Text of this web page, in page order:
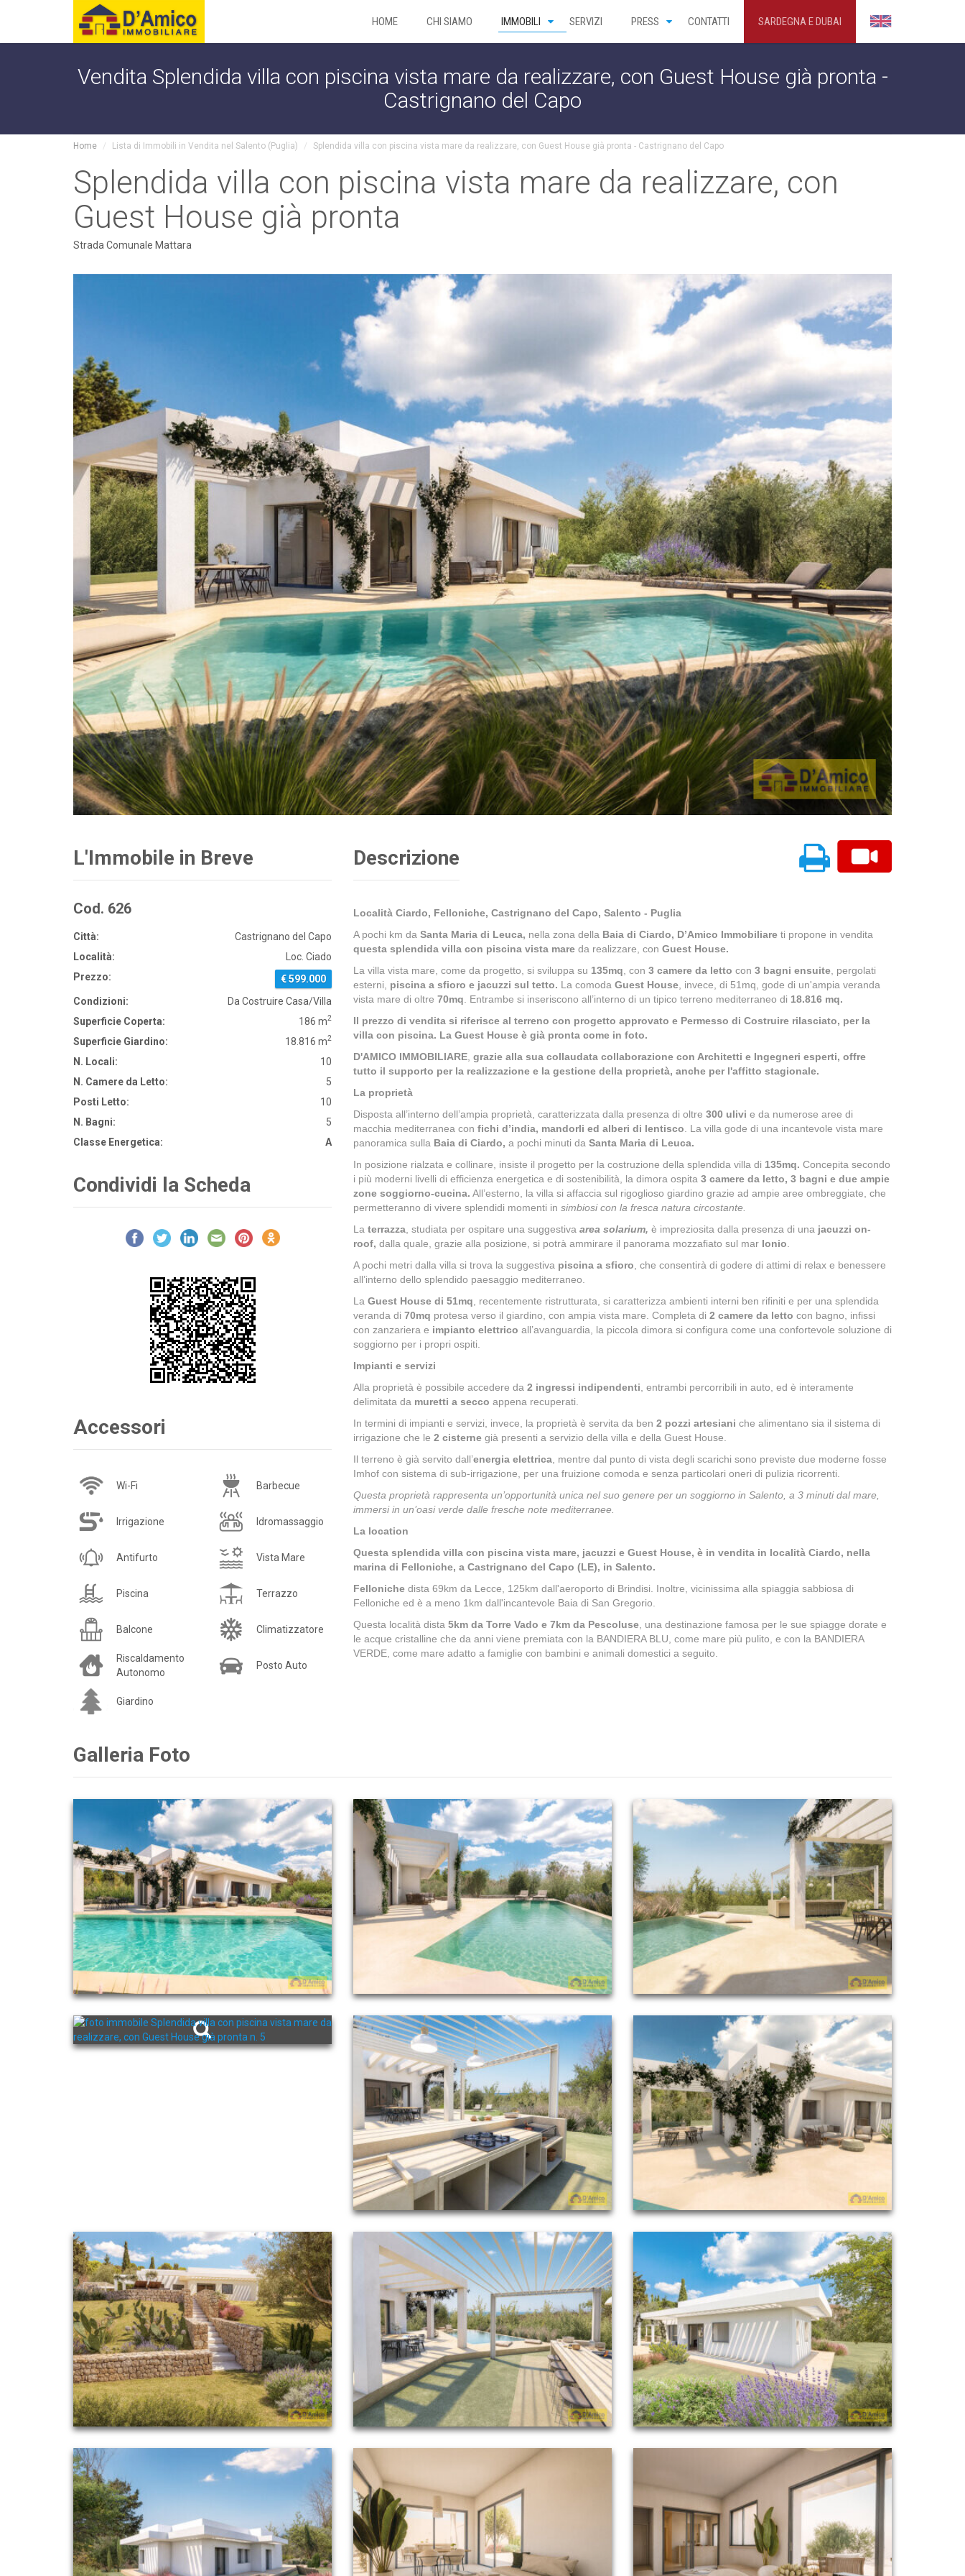
HOME CHI SIAMO IMMOBILI SERVIZI PRESS CONTATTI SARDEGNA E DUBAI
Vendita Splendida villa con piscina vista mare da realizzare, con Guest House già pronta -
Castrignano del Capo
Home Lista di Immobili in Vendita nel Salento (Puglia) Splendida villa con piscina vista mare da realizzare, con Guest House già pronta - Castrignano del Capo
Splendida villa con piscina vista mare da realizzare, con
Guest House già pronta
Strada Comunale Mattara
L'Immobile in Breve
Cod. 626
Città:
Castrignano del Capo
Località:
Loc. Ciado
Prezzo:
€ 599.000
Condizioni:
Da Costruire Casa/Villa
Superficie Coperta:
186 m2
Superficie Giardino: 18.816 m2
N. Locali:
10
N. Camere da Letto:
5
Posti Letto:
10
N. Bagni:
5
Classe Energetica:
A
Condividi la Scheda
Accessori
Wi-Fi Barbecue
Irrigazione Idromassaggio
Antifurto Vista Mare
Piscina Terrazzo
Balcone Climatizzatore
Riscaldamento
Autonomo
Posto Auto
Giardino
Descrizione
Località Ciardo, Felloniche, Castrignano del Capo, Salento - Puglia
A pochi km da Santa Maria di Leuca, nella zona della Baia di Ciardo, D’Amico Immobiliare ti propone in vendita
questa splendida villa con piscina vista mare da realizzare, con Guest House.
La villa vista mare, come da progetto, si sviluppa su 135mq , con 3 camere da letto con 3 bagni ensuite , pergolati
esterni, piscina a sfioro e jacuzzi sul tetto. La comoda Guest House , invece, di 51mq, gode di un'ampia veranda
vista mare di oltre 70mq . Entrambe si inseriscono all’interno di un tipico terreno mediterraneo di 18.816 mq.
Il prezzo di vendita si riferisce al terreno con progetto approvato e Permesso di Costruire rilasciato, per la
villa con piscina. La Guest House è già pronta come in foto.
D'AMICO IMMOBILIARE grazie alla sua collaudata collaborazione con Architetti e Ingegneri esperti, offre
tutto il supporto per la realizzazione e la gestione della proprietà, anche per l'affitto stagionale.
La proprietà
Disposta all’interno dell’ampia proprietà, caratterizzata dalla presenza di oltre 300 ulivi e da numerose aree di
macchia mediterranea con fichi d’india, mandorli ed alberi di lentisco . La villa gode di una incantevole vista mare
panoramica sulla Baia di Ciardo, a pochi minuti da Santa Maria di Leuca.
In posizione rialzata e collinare, insiste il progetto per la costruzione della splendida villa di 135mq. Concepita secondo
i più moderni livelli di efficienza energetica e di sostenibilità, la dimora ospita 3 camere da letto, 3 bagni e due ampie
zone soggiorno-cucina. All’esterno, la villa si affaccia sul rigoglioso giardino grazie ad ampie aree ombreggiate, che
permetteranno di vivere splendidi momenti in simbiosi con la fresca natura circostante.
La terrazza , studiata per ospitare una suggestiva area solarium, è impreziosita dalla presenza di una jacuzzi on-
roof, dalla quale, grazie alla posizione, si potrà ammirare il panorama mozzafiato sul mar Ionio
A pochi metri dalla villa si trova la suggestiva piscina a sfioro , che consentirà di godere di attimi di relax e benessere
all’interno dello splendido paesaggio mediterraneo.
La Guest House di 51mq , recentemente ristrutturata, si caratterizza ambienti interni ben rifiniti e per una splendida
veranda di 70mq protesa verso il giardino, con ampia vista mare. Completa di 2 camere da letto con bagno, infissi
con zanzariera e impianto elettrico all’avanguardia, la piccola dimora si configura come una confortevole soluzione di
soggiorno per i propri ospiti.
Impianti e servizi
Alla proprietà è possibile accedere da 2 ingressi indipendenti , entrambi percorribili in auto, ed è interamente
delimitata da muretti a secco appena recuperati.
In termini di impianti e servizi, invece, la proprietà è servita da ben 2 pozzi artesiani che alimentano sia il sistema di
irrigazione che le 2 cisterne già presenti a servizio della villa e della Guest House.
Il terreno è già servito dall’energia elettrica , mentre dal punto di vista degli scarichi sono previste due moderne fosse
Imhof con sistema di sub-irrigazione, per una fruizione comoda e senza particolari oneri di pulizia ricorrenti.
Questa proprietà rappresenta un’opportunità unica nel suo genere per un soggiorno in Salento, a 3 minuti dal mare,
immersi in un’oasi verde dalle fresche note mediterranee.
La location
Questa splendida villa con piscina vista mare, jacuzzi e Guest House, è in vendita in località Ciardo, nella
marina di Felloniche, a Castrignano del Capo (LE), in Salento.
Felloniche dista 69km da Lecce, 125km dall'aeroporto di Brindisi. Inoltre, vicinissima alla spiaggia sabbiosa di
Felloniche ed è a meno 1km dall'incantevole Baia di San Gregorio.
Questa località dista 5km da Torre Vado e 7km da Pescoluse , una destinazione famosa per le sue spiagge dorate e
le acque cristalline che da anni viene premiata con la BANDIERA BLU, come mare più pulito, e con la BANDIERA
VERDE, come mare adatto a famiglie con bambini e animali domestici a seguito.
Galleria Foto